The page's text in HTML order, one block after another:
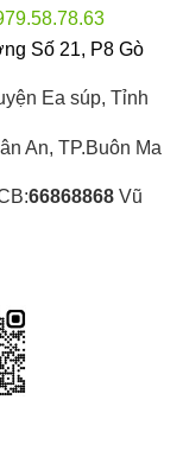
Số 21, P8 Gò
Ea súp, Tỉnh
An, TP.Buôn Ma
66868868Vũ